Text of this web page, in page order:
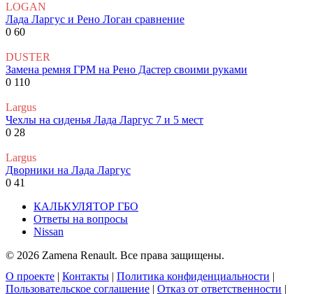
LOGAN
Лада Ларгус и Рено Логан сравнение
0 60
DUSTER
Замена ремня ГРМ на Рено Дастер своими руками
0 110
Largus
Чехлы на сиденья Лада Ларгус 7 и 5 мест
0 28
Largus
Дворники на Лада Ларгус
0 41
КАЛЬКУЛЯТОР ГБО
Ответы на вопросы
Nissan
© 2026 Zamena Renault. Все права защищены.
О проекте | Контакты | Политика конфиденциальности |
Пользовательское соглашение | Отказ от ответственности |